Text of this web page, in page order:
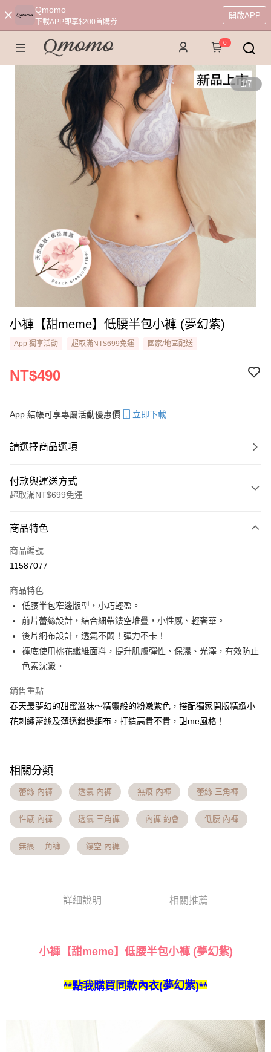
Qmomo
下載APP即享$200首購券
開啟APP
0
1/7
小褲【甜meme】低腰半包小褲 (夢幻紫)
App 獨享活動 超取滿NT$699免運 國家/地區配送
NT$490
App 結帳可享專屬活動優惠價 立即下載
請選擇商品選項
付款與運送方式
超取滿NT$699免運
信用卡一次付款
信用卡分期付款
合作金庫商業銀行
華南商業銀行
上海商業儲蓄銀行
台北富邦商業銀行
國泰世華商業銀行
兆豐國際商業銀行
臺灣中小企業銀行
台中商業銀行
匯豐（台灣）商業銀行
聯邦商業銀行
元大商業銀行
台新國際商業銀行
中國信託商業銀行
台灣樂天信用卡公司
6 期 0 利率 每期
華南商業銀行
彰化商業銀行
上海商業儲蓄銀行
台北富邦商業銀行
國泰世華商業銀行
兆豐國際商業銀行
臺灣中小企業銀行
聯邦商業銀行
元大商業銀行
永豐商業銀行
玉山商業銀行
星展（台灣）商業銀行
超商取貨付款
LINE Pay
Apple Pay
街口支付
悠遊付
1.本服務由台灣大哥大提供，台灣大哥大用戶可立即使用無須另外申請。
流程，驗證手機門號後，選擇欲分期的期數、繳款截止日，確認付款後即完
成交易。
3.實際核准額度、可分期數及費用金額請依後續交易確認頁面所載為準。
4.訂單成立30分鐘內，如未前往確認交易或遇審核未通過，訂單將自動取
法說明評估內容。
【繳款方式說明】
帳／街口支付／iPASS MONEY」等通路繳費。
用戶於交易時，得透過本服務購買商品或服務，並由商店將買賣／分期付款
買賣價金債權讓與本公司後，依約使用本公司帳單繳交帳款。
由本公司與您本人進行分期帳單所需資料之確認、核對及更正。
AFTEE先享後付
相關說明
【關於「AFTEE先享後付」】
便利好安心！
１．簡單：不需註冊會員、不需綁卡、不需儲值。
２．便利：只要手機號碼，簡訊認證，即可結帳。
３．安心：先確認商品／服務後，再付款。
結帳頁面，進行簡訊認證並確認金額後，即可完成結帳。
２．訂單成立數日內，您將收到繳費通知簡訊。
購買商品的店家。未經商家同意取消之訂單仍視為有效，需透過AFTEE先享
後付繳納相關費用。
是否繳費成功／繳費後需取消欲退款等相關疑問，請聯繫「AFTEE先享後付
客戶支援中心」https://netprotections.freshdesk.com/support/home
１．透過由恩沛科技股份有限公司提供之「AFTEE先享後付」服務完成之交
易，需依本服務之必要範圍內提供個人資料，並將交易相關給付款項請求債
相關說明
會員帳號後，即可在購物車使用 Hami Point 折抵消費金額 (1點等於1元)。
ATM付款
每筆NT$70，滿NT$1,000(含以上)免運費
※國定假日將順延
7-11貨到付款 約3~5天到貨，實際出貨依照配送狀態為主。※
商品特色
商品編號
11587077
商品特色
低腰半包窄邊版型，小巧輕盈。
前片蕾絲設計，結合細帶鏤空堆疊，小性感、輕奢華。
後片網布設計，透氣不悶！彈力不卡！
褲底使用桃花纖維面料，提升肌膚彈性、保濕、光澤，有效防止
色素沈澱。
銷售重點
春天最夢幻的甜蜜滋味～精靈般的粉嫩紫色，搭配獨家開版精緻小
花刺繡蕾絲及薄透鎖邊網布，打造高貴不貴，甜me風格！
相關分類
蕾絲 內褲 透氣 內褲 無痕 內褲 蕾絲 三角褲
性感 內褲 透氣 三角褲 內褲 約會 低腰 內褲
無痕 三角褲 鏤空 內褲
詳細說明 相關推薦
小褲【甜meme】低腰半包小褲 (夢幻紫)
**點我購買同款內衣(夢幻紫)**